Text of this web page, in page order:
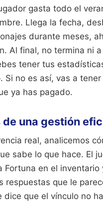
gasta todo el
Llega la fecha,
durante meses,
Al final, no termina ni
tener tus
Si no es así, vas a
ya has pagado.
una gestión
real, analicemos
sabe lo que hace. El
Fortuna en el
respuestas que le
dice que el vínculo no